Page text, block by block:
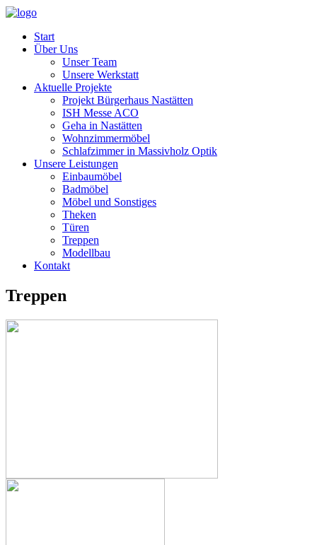
Start
Über Uns
Unser Team
Unsere Werkstatt
Aktuelle Projekte
Projekt Bürgerhaus Nastätten
ISH Messe ACO
Geha in Nastätten
Wohnzimmermöbel
Schlafzimmer in Massivholz Optik
Unsere Leistungen
Einbaumöbel
Badmöbel
Möbel und Sonstiges
Theken
Türen
Treppen
Modellbau
Kontakt
Treppen